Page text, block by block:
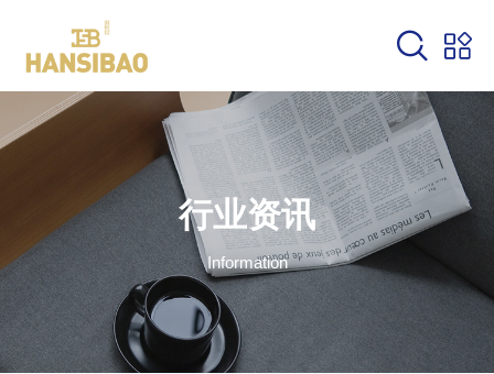
关闭
合作案例
预约设计
行业资讯
联系我们
关闭
行业资讯
Information